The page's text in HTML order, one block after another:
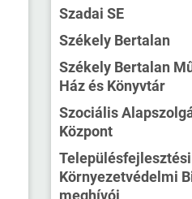
Szadai SE
Székely Bertalan
Székely Bertalan
Ház és Könyvtár
Szociális
Központ
Környezetvédelmi
meghívói